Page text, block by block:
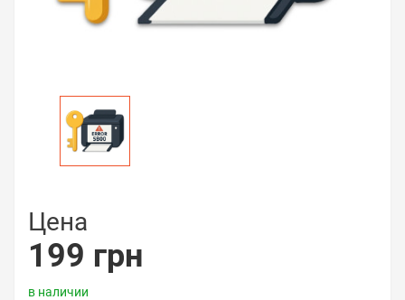
Цена
199 грн
в наличии